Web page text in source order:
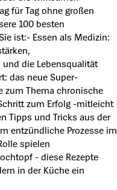
für Tag ohne großen
100 besten
ist:- Essen als Medizin:
die Lebensqualität
das neue Super-
zum Thema chronische
zum Erfolg -mitleicht
Tipps und Tricks aus der
entzündliche Prozesse im
spielen
- diese Rezepte
in der Küche ein